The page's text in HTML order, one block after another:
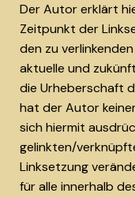
Der Autor erklärt
Zeitpunkt der
den zu
aktuelle und
die Urheberschaft
hat der Autor
sich hiermit
gelinkten/
Linksetzung
für alle innerhalb